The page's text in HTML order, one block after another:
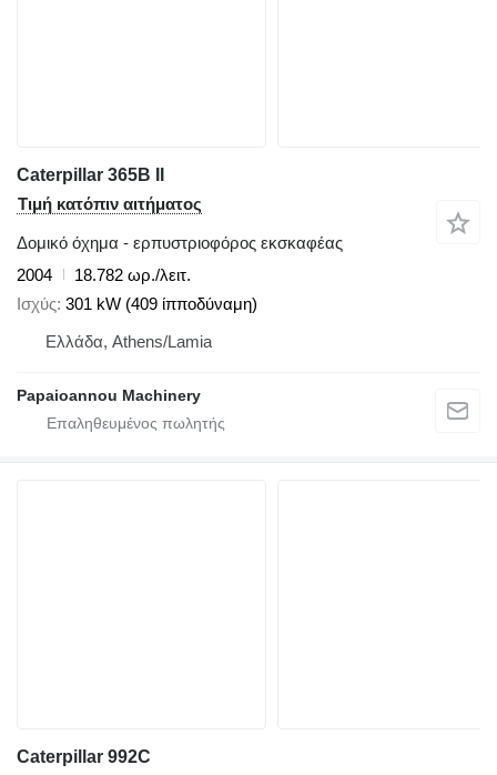
Caterpillar 365B II
Τιμή κατόπιν αιτήματος
Δομικό όχημα - ερπυστριοφόρος εκσκαφέας
2004
18.782 ωρ./λειτ.
Ισχύς 301 kW (409 ίπποδύναμη)
Ελλάδα, Athens/Lamia
Papaioannou Machinery
Caterpillar 992C